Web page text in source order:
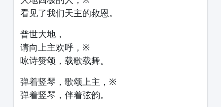
看见了我们天主的救恩。
普世大地，
请向上主欢呼，※
咏诗赞颂，载歌载舞。
弹着竖琴，歌颂上主，※
弹着竖琴，伴着弦韵。